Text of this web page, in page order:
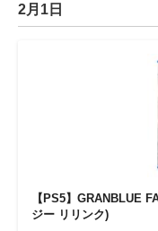
2月1日
【PS5】GRANBLUE
ジー リリンク)